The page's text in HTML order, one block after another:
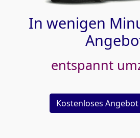
In wenigen
entspannt
Kostenloses